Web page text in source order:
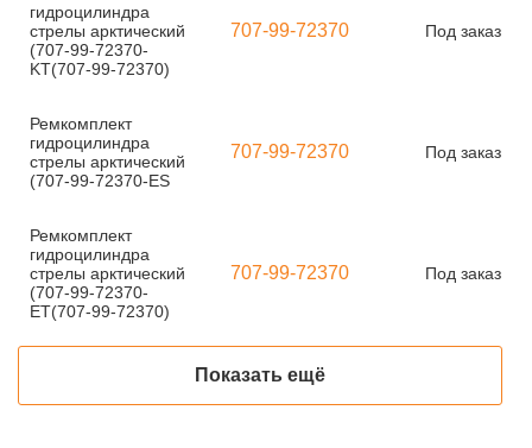
гидроцилиндра
стрелы арктический
(707-99-72370-
KT(707-99-72370)
707-99-72370 Под заказ
Ремкомплект
гидроцилиндра
стрелы арктический
(707-99-72370-ES
707-99-72370 Под заказ
Ремкомплект
гидроцилиндра
стрелы арктический
(707-99-72370-
ET(707-99-72370)
707-99-72370 Под заказ
Показать ещё